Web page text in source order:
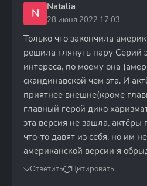
N Natalia
28 июня 2022 17:03
Только что закончила
решила глянуть пару Серий
интереса, по моему она
скандинавской чем эта. И
приятнее внешне(кроме
главный герой дико
эта версия не зашла,
что-то давят из себя, но им
американской версии я
Ответить Цитировать